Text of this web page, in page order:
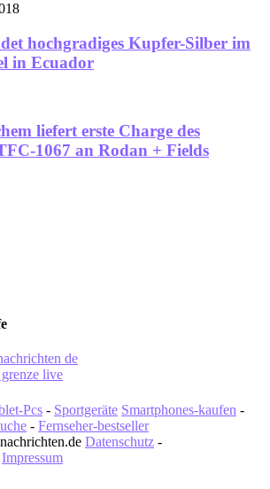
hochgradiges Kupfer-Silber im
in Ecuador
liefert erste Charge des
1067 an Rodan + Fields
de
live
Pcs - Sportgeräte Smartphones-kaufen -
- Fernseher-bestseller
Datenschutz -
Impressum